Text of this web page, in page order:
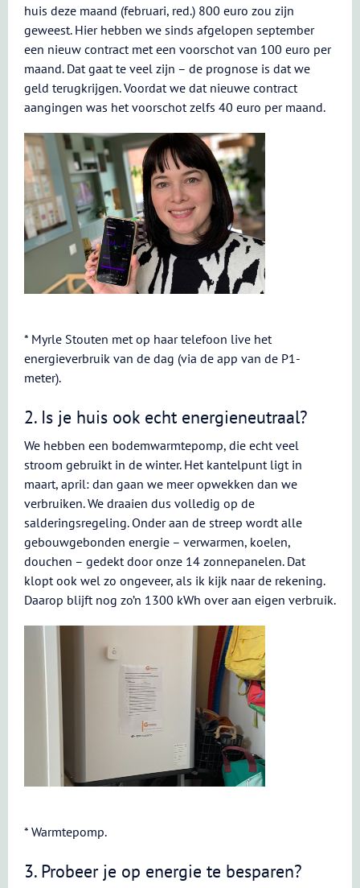
huis deze maand (februari, red.) 800 euro zou zijn
geweest. Hier hebben we sinds afgelopen september
een nieuw contract met een voorschot van 100 euro per
maand. Dat gaat te veel zijn – de prognose is dat we
geld terugkrijgen. Voordat we dat nieuwe contract
aangingen was het voorschot zelfs 40 euro per maand.
* Myrle Stouten met op haar telefoon live het
energieverbruik van de dag (via de app van de P1-
meter).
2. Is je huis ook echt energieneutraal?
We hebben een bodemwarmtepomp, die echt veel
stroom gebruikt in de winter. Het kantelpunt ligt in
maart, april: dan gaan we meer opwekken dan we
verbruiken. We draaien dus volledig op de
salderingsregeling. Onder aan de streep wordt alle
gebouwgebonden energie – verwarmen, koelen,
douchen – gedekt door onze 14 zonnepanelen. Dat
klopt ook wel zo ongeveer, als ik kijk naar de rekening.
Daarop blijft nog zo’n 1300 kWh over aan eigen verbruik.
* Warmtepomp.
3. Probeer je op energie te besparen?